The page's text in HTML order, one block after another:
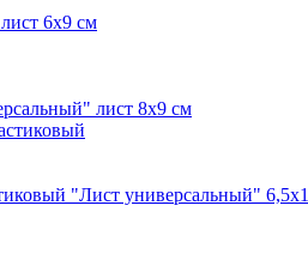
6х9 см
лист 8х9 см
"Лист универсальный"